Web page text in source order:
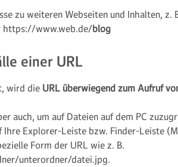
zu weiteren Webseiten und Inhalten, z.
https://www.web.de/blog
einer URL
wird die URL überwiegend zum Aufruf
auch, um auf Dateien auf dem PC
Ihre Explorer-Leiste bzw. Finder-Leiste
Form der URL wie z. B.
unterordner/datei.jpg.